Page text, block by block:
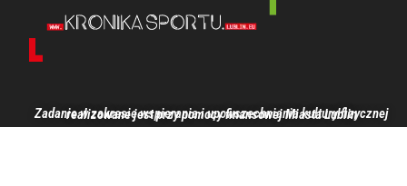
Zadanie w zakresie wspierania i upowszechniania kultury fizycznej realizowane jest przy pomocy finansowej Miasta Lublin